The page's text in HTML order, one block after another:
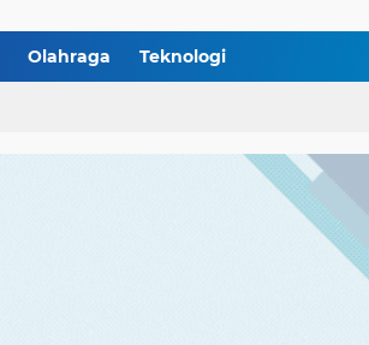
Olahraga Teknologi